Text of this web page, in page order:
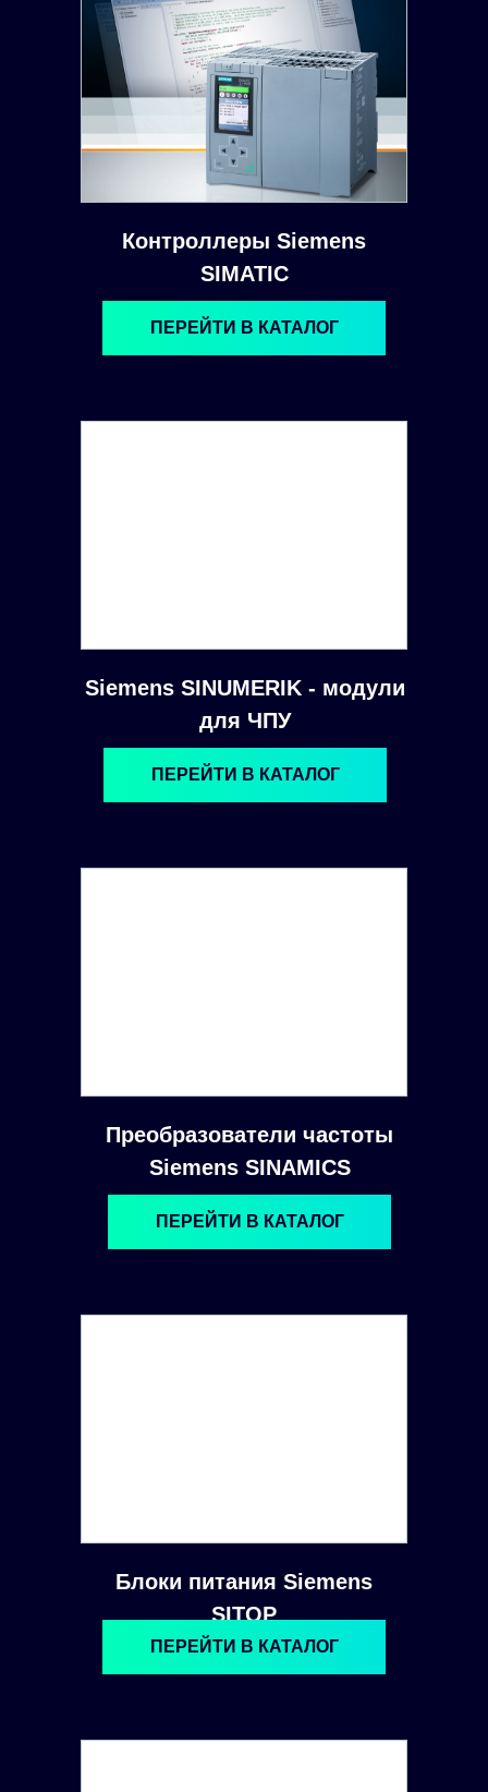
Контроллеры Siemens
SIMATIC
Siemens SINUMERIK - модули
для ЧПУ
ПЕРЕЙТИ В КАТАЛОГ
ПЕРЕЙТИ В КАТАЛОГ
Преобразователи частоты
Siemens SINAMICS
Блоки питания Siemens
SITOP
ПЕРЕЙТИ В КАТАЛОГ
ПЕРЕЙТИ В КАТАЛОГ